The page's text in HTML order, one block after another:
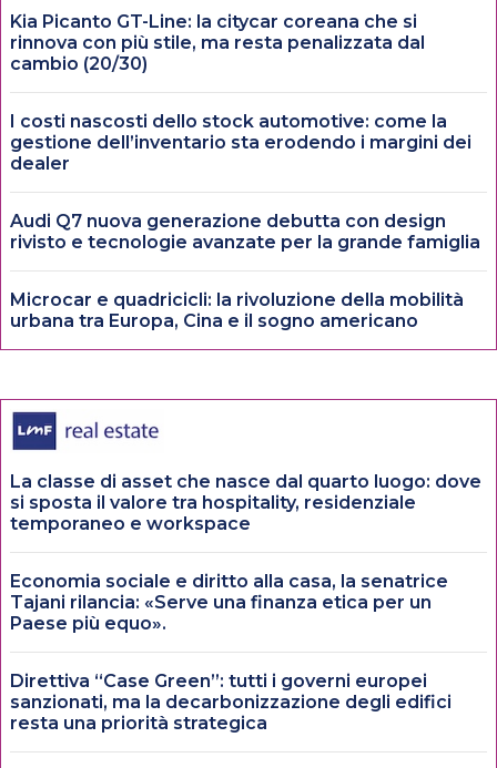
Kia Picanto GT-Line: la citycar coreana che si
rinnova con più stile, ma resta penalizzata dal
cambio (20/30)
I costi nascosti dello stock automotive: come la
gestione dell’inventario sta erodendo i margini dei
dealer
Audi Q7 nuova generazione debutta con design
rivisto e tecnologie avanzate per la grande famiglia
Microcar e quadricicli: la rivoluzione della mobilità
urbana tra Europa, Cina e il sogno americano
La classe di asset che nasce dal quarto luogo: dove
si sposta il valore tra hospitality, residenziale
temporaneo e workspace
Economia sociale e diritto alla casa, la senatrice
Tajani rilancia: «Serve una finanza etica per un
Paese più equo».
Direttiva “Case Green”: tutti i governi europei
sanzionati, ma la decarbonizzazione degli edifici
resta una priorità strategica